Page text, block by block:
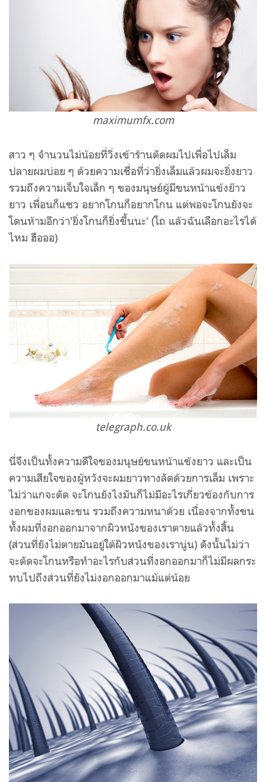
maximumfx.com
สาว ๆ จำนวนไม่น้อยที่วิ่งเข้าร้านตัดผมไปเพื่อไปเล็ม
ปลายผมบ่อย ๆ ด้วยความเชื่อที่ว่ายิ่งเล็มแล้วผมจะยิ่งยาว
รวมถึงความเจ็บใจเล็ก ๆ ของมนุษย์ผู้มีขนหน้าแข้งย๊าว
ยาว เพื่อนก็แซว อยากโกนก็อยากโกน แต่พอจะโกนยังจะ
โดนห้ามอีกว่า'ยิ่งโกนก็ยิ่งขึ้นนะ' (โถ แล้วฉันเลือกอะไรได้
ไหม ฮือออ)
telegraph.co.uk
นี่จึงเป็นทั้งความดีใจของมนุษย์ขนหน้าแข้งยาว และเป็น
ความเสียใจของผู้หวังจะผมยาวทางลัดด้วยการเล็ม เพราะ
ไม่ว่าแกจะตัด จะโกนยังไงมันก็ไม่มีอะไรเกี่ยวข้องกับการ
งอกของผมและขน รวมถึงความหนาด้วย เนื่องจากทั้งขน
ทั้งผมที่งอกออกมาจากผิวหนังของเราตายแล้วทั้งสิ้น
(ส่วนที่ยังไม่ตายมันอยู่ใต้ผิวหนังของเรานู่น) ดัังนั้นไม่ว่า
จะตัดจะโกนหรือทำอะไรกับส่วนที่งอกออกมาก็ไม่มีผลกระ
ทบไปถึงส่วนที่ยังไม่งอกออกมาแม้แต่น้อย